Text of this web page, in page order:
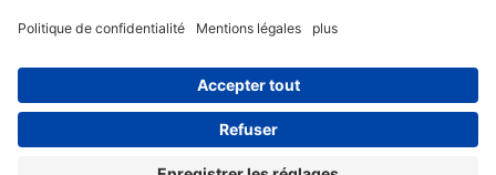
LinkedIn
Xing
Inductance de liaison CC N CNW 892
Réduction du bruit d’alimentation...Inductance moteur N CNW 854